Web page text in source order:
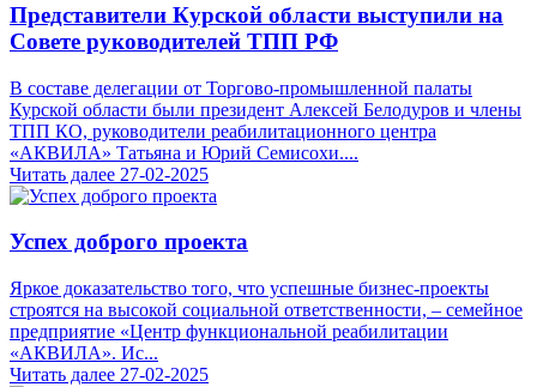
Представители Курской области выступили на
Совете руководителей ТПП РФ
В составе делегации от Торгово-промышленной палаты
Курской области были президент Алексей Белодуров и члены
ТПП КО, руководители реабилитационного центра
«АКВИЛА» Татьяна и Юрий Семисохи....
Читать далее 27-02-2025
Успех доброго проекта
Яркое доказательство того, что успешные бизнес-проекты
строятся на высокой социальной ответственности, – семейное
предприятие «Центр функциональной реабилитации
«АКВИЛА». Ис...
Читать далее 27-02-2025